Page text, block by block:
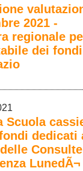
2021 -
regionale
dei
Scuola
dedicati
Consulte
LunedÃ¬